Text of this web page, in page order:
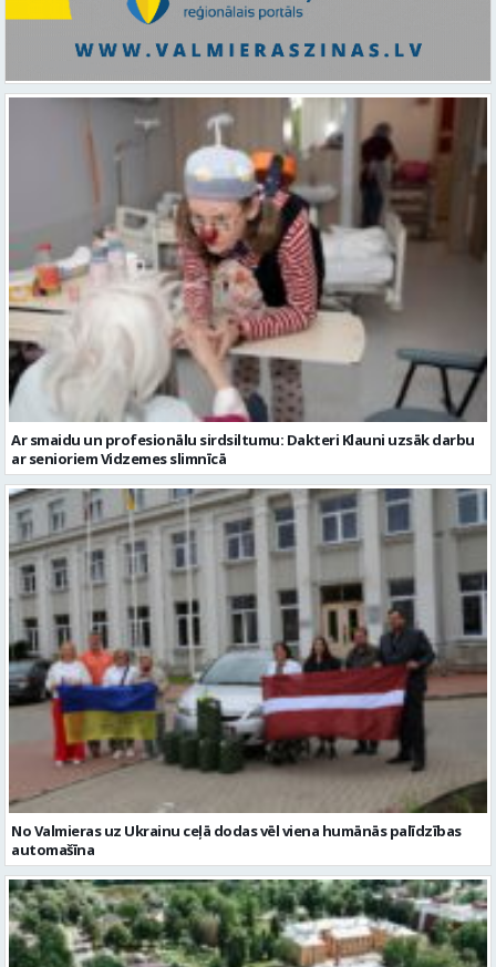
Ar smaidu un profesionālu sirdsiltumu: Dakteri Klauni uzsāk darbu
ar senioriem Vidzemes slimnīcā
No Valmieras uz Ukrainu ceļā dodas vēl viena humānās palīdzības
automašīna